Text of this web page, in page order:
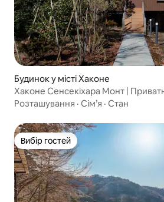
Будинок у місті Хаконе
Хаконе Сенсекіхара Монт |
Безкоштовне паркування для 2
Розташування · Сім’я · Стан
Вибір гостей
Вибір гостей